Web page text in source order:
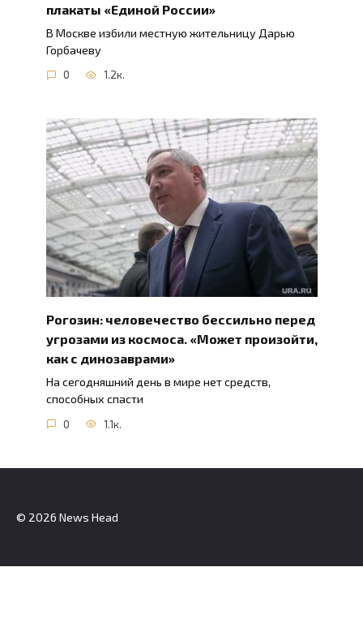
плакаты «Единой России»
В Москве избили местную жительницу Дарью
Горбачеву
0 1.2к.
Рогозин: человечество бессильно перед
угрозами из космоса. «Может произойти,
как с динозаврами»
На сегодняшний день в мире нет средств,
способных спасти
0 1.1к.
© 2026 News Head